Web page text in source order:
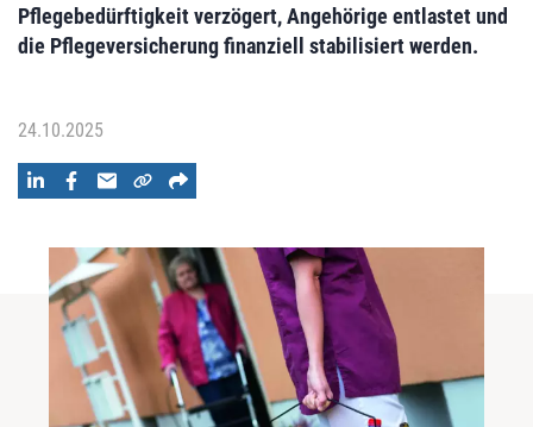
Pflegebedürftigkeit verzögert, Angehörige entlastet und
die Pflegeversicherung finanziell stabilisiert werden.
24.10.2025